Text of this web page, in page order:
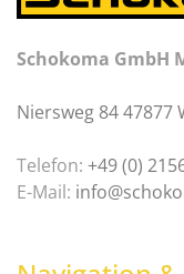
Schokoma GmbH
Niersweg 84 47877
Telefon: +49 (0)
E-Mail: